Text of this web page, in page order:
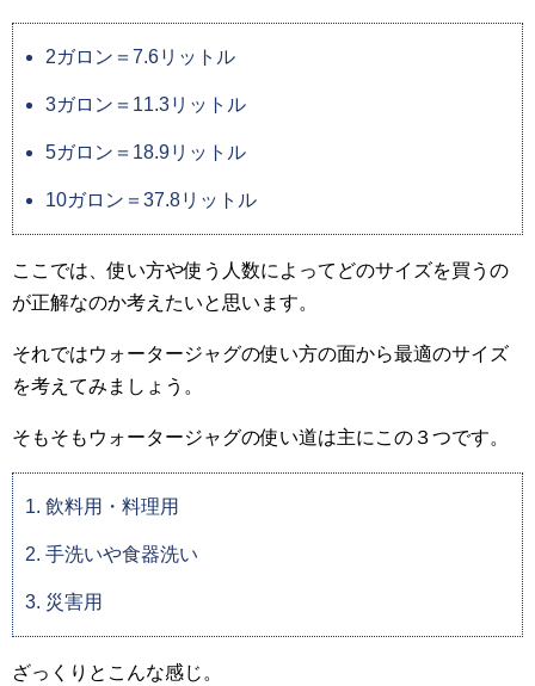
2ガロン＝7.6リットル
3ガロン＝11.3リットル
5ガロン＝18.9リットル
10ガロン＝37.8リットル
ここでは、使い方や使う人数によってどのサイズを買うの
が正解なのか考えたいと思います。
それではウォータージャグの使い方の面から最適のサイズ
を考えてみましょう。
そもそもウォータージャグの使い道は主にこの３つです。
飲料用・料理用
手洗いや食器洗い
災害用
ざっくりとこんな感じ。